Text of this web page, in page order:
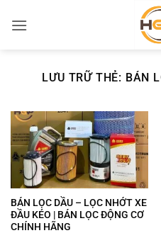
qua
LƯU TRỮ THẺ: BÁN
BÁN LỌC DẦU – LỌC NHỚT XE
ĐẦU KÉO | BÁN LỌC ĐỘNG CƠ
CHÍNH HÃNG